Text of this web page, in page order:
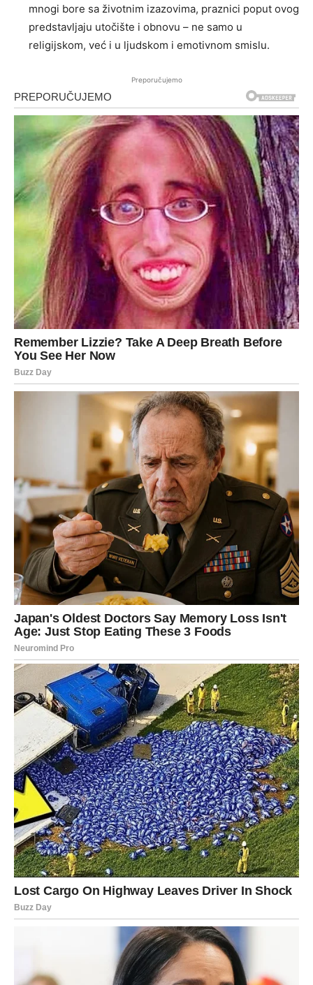
mnogi bore sa životnim izazovima, praznici poput ovog
predstavljaju utočište i obnovu – ne samo u
religijskom, već i u ljudskom i emotivnom smislu.
Preporučujemo